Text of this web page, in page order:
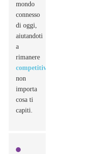
mondo
connesso
di oggi,
aiutandoti
a
rimanere
competitivo
non
importa
cosa ti
capiti.